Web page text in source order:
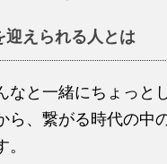
えられる人とは
なと一緒にちょっと
ら、繋がる時代の中